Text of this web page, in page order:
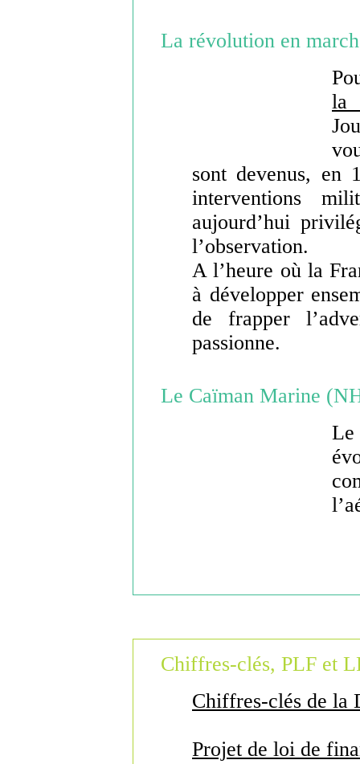
La révolution en
la
sont devenus, en
interventions
aujourd’hui
l’observation.
A l’heure où la
à développer
de frapper
passionne.
Le Caïman Marine
Chiffres-clés, PLF et
Chiffres-clés de la
Projet de loi de